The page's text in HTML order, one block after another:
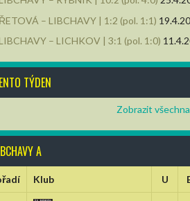
ŘETOVÁ – LIBCHAVY | 1:2 (pol. 1:1)
– LICHKOV | 3:1 (pol. 1:0)
TÝDEN
Zobrazit
A
Klub U